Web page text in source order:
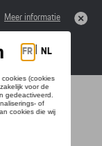
Meer informatie